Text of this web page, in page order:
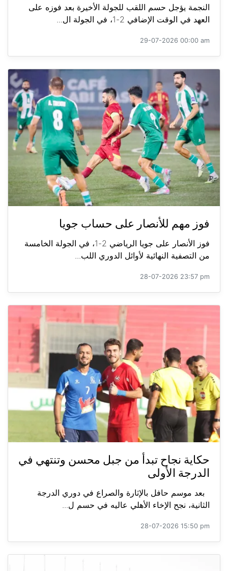
النجمة يؤجل حسم اللقب للجولة الأخيرة بعد فوزه على
العهد في الوقت الإضافي 2-1، في الجولة ال...
29-07-2026 00:00 am
فوز مهم للأنصار على حساب جويا
فوز الأنصار على جويا الرياضي 2-1، في الجولة الخامسة
من التصفية النهائية لأوائل الدوري اللب...
28-07-2026 23:57 pm
حكاية نجاح تبدأ من جبل محسن وتنتهي في
الدرجة الأولى
بعد موسم حافل بالإثارة والصراع في دوري الدرجة
الثانية، نجح الإخاء الأهلي عاليه في حسم ل...
28-07-2026 15:50 pm